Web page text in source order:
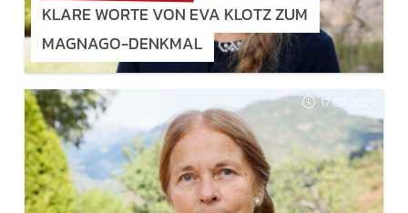
KLARE WORTE VON EVA KLOTZ ZUM
MAGNAGO-DENKMAL
17.07.2026